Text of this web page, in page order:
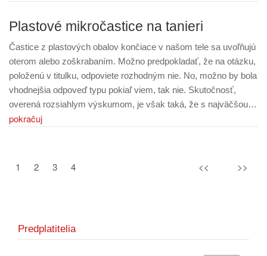
Plastové mikročastice na tanieri
Častice z plastových obalov končiace v našom tele sa uvoľňujú
oterom alebo zoškrabaním. Možno predpokladať, že na otázku,
položenú v titulku, odpoviete rozhodným nie. No, možno by bola
vhodnejšia odpoveď typu pokiaľ viem, tak nie. Skutočnosť,
overená rozsiahlym výskumom, je však taká, že s najväčšou…
pokračuj
<<
1 2 3 4 >>
Predplatitelia